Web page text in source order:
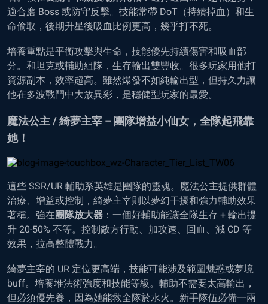
適合磨 Boss 或防守反擊。技能常帶 DoT（持續掉血）和生
命偷取，後期升星後吸血比例更高，幾乎打不死。
培養重點是平衡攻擊與生命，技能優先持續傷害和吸血部
分。和坦克或輔助組隊，生存輸出雙豐收。很多玩家用他打
資源副本，效率超高。雖然爆發不如純輸出型，但持久力讓
他在多波戰鬥中大放異彩，是穩健型玩家的最愛。
魔法公主 / 綺夢主宰 – 團隊增益小仙女，全隊起飛靠
她！
這些 SSR/UR 輔助系英雄是團隊的靈魂。魔法公主提供群體
治療、增益或控制，綺夢主宰則以夢幻干擾和強力輔助效果
著稱。強在團隊放大器 ：一個好輔助能讓全隊生存 + 輸出提
升 20-50% 不等。控制敵方行動、加攻速、回血、減 CD 等
效果，拉高整體戰力。
綺夢主宰的 UR 定位更高端，技能可能涉及範圍魅惑或夢境
buff。培養堆法術強度和技能等級。輔助不需要太高輸出，
但必須優先養，因為她能救全隊於水火。新手隊伍必備一兩